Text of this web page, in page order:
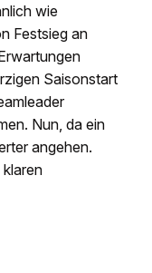
wie
Festsieg an
Saisonstart
Nun, da ein
angehen.